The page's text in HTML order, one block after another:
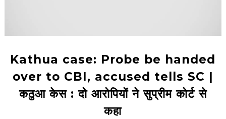
Kathua case: Probe be handed
over to CBI, accused tells SC |
कठुआ केस : दो आरोपियों ने सुप्रीम कोर्ट से
कहा